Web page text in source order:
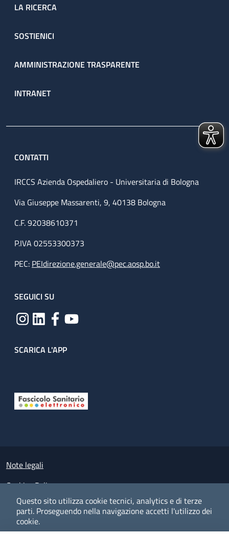
Questo sito utilizza cookie tecnici, analytics e di terze
parti. Proseguendo nella navigazione accetti l'utilizzo dei
cookie.
LA RICERCA
SOSTIENICI
AMMINISTRAZIONE TRASPARENTE
INTRANET
CONTATTI
IRCCS Azienda Ospedaliero - Universitaria di Bologna
Via Giuseppe Massarenti, 9, 40138 Bologna
C.F. 92038610371
P.IVA 02553300373
PEC: PEIdirezione.generale@pec.aosp.bo.it
SEGUICI SU
SCARICA L'APP
Small prints
Note legali
Cookies Policy
Policy privacy e protezione del dato personale
Albo pretorio on-line